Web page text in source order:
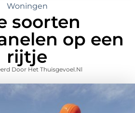
Woningen
soorten
op een
rijtje
Door Het Thuisgevoel.nl